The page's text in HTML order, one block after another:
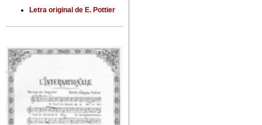
Letra original de E. Pottier